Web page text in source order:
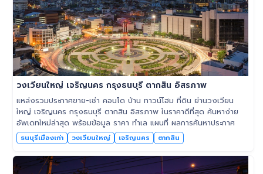
วงเวียนใหญ่ เจริญนคร กรุงธนบุรี ตากสิน อิสรภาพ
แหล่งรวมประกาศขาย-เช่า คอนโด บ้าน ทาวน์โฮม ที่ดิน ย่านวงเวียน
ใหญ่ เจริญนคร กรุงธนบุรี ตากสิน อิสรภาพ ในราคาดีที่สุด ค้นหาง่าย
อัพเดทใหม่ล่าสุด พร้อมข้อมูล ราคา ทำเล แผนที่ ผลการค้นหาประกาศ
ธนบุรีเมืองเก่า วงเวียนใหญ่ เจริญนคร ตากสิน